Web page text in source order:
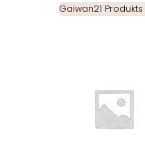
Gaiwan21 Produkts